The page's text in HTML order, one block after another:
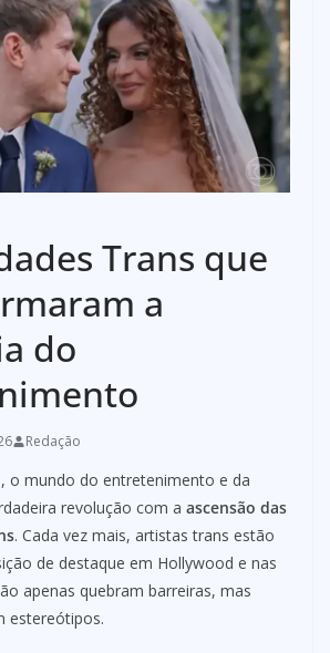
Trans que
a
do
Redação
o mundo do entretenimento e da
revolução com a ascensão das
. Cada vez mais, artistas trans estão
de destaque em Hollywood e nas
apenas quebram barreiras, mas
estereótipos.